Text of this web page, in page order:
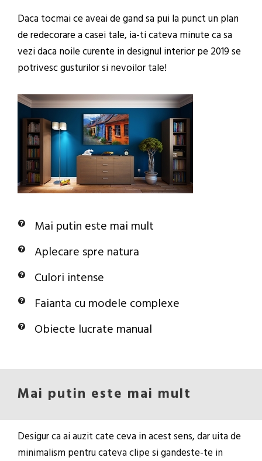
Daca tocmai ce aveai de gand sa pui la punct un plan
de redecorare a casei tale, ia-ti cateva minute ca sa
vezi daca noile curente in designul interior pe 2019 se
potrivesc gusturilor si nevoilor tale!
Mai putin este mai mult
Aplecare spre natura
Culori intense
Faianta cu modele complexe
Obiecte lucrate manual
Mai putin este mai mult
Desigur ca ai auzit cate ceva in acest sens, dar uita de
minimalism pentru cateva clipe si gandeste-te in